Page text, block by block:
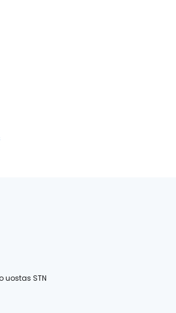
uostas STN